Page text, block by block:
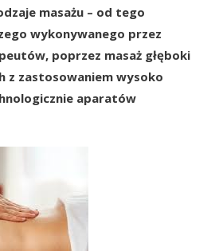
masażu – od tego
wykonywanego przez
poprzez masaż głęboki
z zastosowaniem wysoko
aparatów